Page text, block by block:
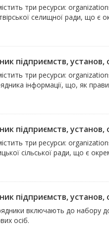
три ресурси:
селищної ради, що є
підприємств, установ,
три ресурси:
інформації, що, як
підприємств, установ,
три ресурси:
сільської ради, що є
підприємств, установ,
включають до набору
осіб.